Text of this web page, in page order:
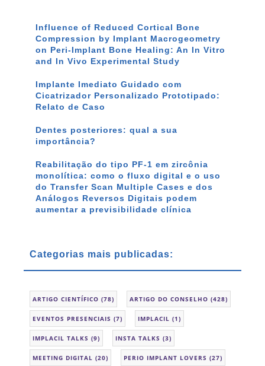
Influence of Reduced Cortical Bone
Compression by Implant Macrogeometry
on Peri-Implant Bone Healing: An In Vitro
and In Vivo Experimental Study
Implante Imediato Guidado com
Cicatrizador Personalizado Prototipado:
Relato de Caso
Dentes posteriores: qual a sua
importância?
Reabilitação do tipo PF-1 em zircônia
monolítica: como o fluxo digital e o uso
do Transfer Scan Multiple Cases e dos
Análogos Reversos Digitais podem
aumentar a previsibilidade clínica
Categorias mais publicadas:
ARTIGO CIENTÍFICO (78) ARTIGO DO CONSELHO (428)
EVENTOS PRESENCIAIS (7) IMPLACIL (1)
IMPLACIL TALKS (9) INSTA TALKS (3)
MEETING DIGITAL (20) PERIO IMPLANT LOVERS (27)